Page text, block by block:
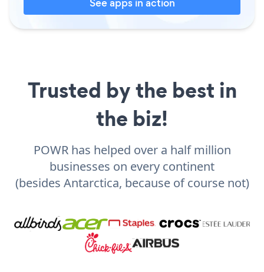
See apps in action
Trusted by the best in
the biz!
POWR has helped over a half million
businesses on every continent
(besides Antarctica, because of course not)